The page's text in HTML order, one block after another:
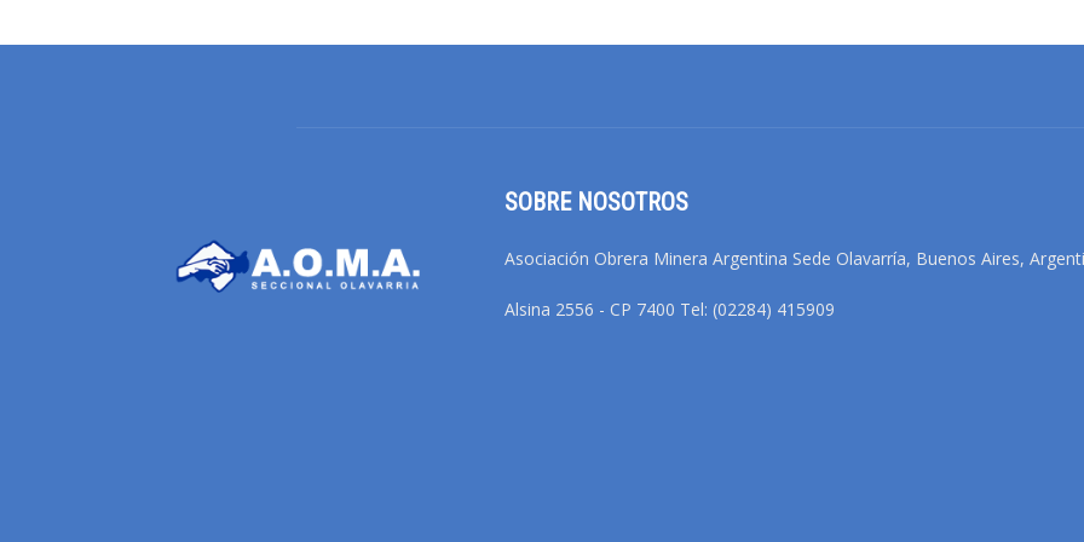
SOBRE NOSOTROS
Asociación Obrera Minera Argentina Sede Olavarría, Buenos Aires,
Alsina 2556 - CP 7400 Tel: (02284) 415909